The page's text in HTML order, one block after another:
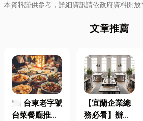
本資料謹供參考，詳細資訊請依政府資料開放
文章推薦
🍽️ 台東老字號
台菜餐廳推薦
【宜蘭企業總
務必看】辦公